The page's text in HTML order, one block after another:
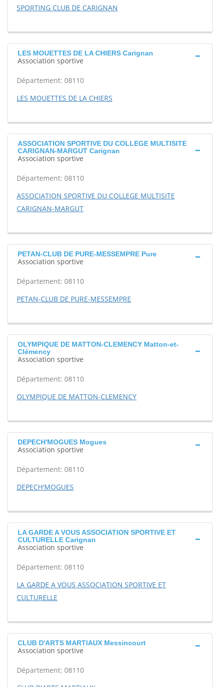
SPORTING CLUB DE CARIGNAN
LES MOUETTES DE LA CHIERS Carignan
Association sportive
Département: 08110
LES MOUETTES DE LA CHIERS
ASSOCIATION SPORTIVE DU COLLEGE MULTISITE
CARIGNAN-MARGUT Carignan
Association sportive
Département: 08110
ASSOCIATION SPORTIVE DU COLLEGE MULTISITE
CARIGNAN-MARGUT
PETAN-CLUB DE PURE-MESSEMPRE Pure
Association sportive
Département: 08110
PETAN-CLUB DE PURE-MESSEMPRE
OLYMPIQUE DE MATTON-CLEMENCY Matton-et-
Clémency
Association sportive
Département: 08110
OLYMPIQUE DE MATTON-CLEMENCY
DEPECH'MOGUES Mogues
Association sportive
Département: 08110
DEPECH'MOGUES
LA GARDE A VOUS ASSOCIATION SPORTIVE ET
CULTURELLE Carignan
Association sportive
Département: 08110
LA GARDE A VOUS ASSOCIATION SPORTIVE ET
CULTURELLE
CLUB D'ARTS MARTIAUX Messincourt
Association sportive
Département: 08110